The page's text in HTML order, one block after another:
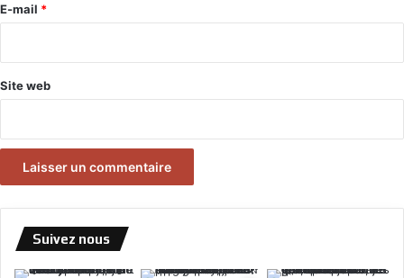
e
E-mail *
Site web
Suivez nous